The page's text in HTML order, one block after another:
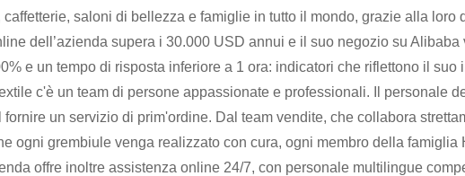
saloni di bellezza e famiglie in tutto il mondo, grazie alla
dell’azienda supera i 30.000 USD annui e il suo negozio su
e un tempo di risposta inferiore a 1 ora: indicatori che riflettono il
c'è un team di persone appassionate e professionali. Il personale
un servizio di prim'ordine. Dal team vendite, che collabora
ogni grembiule venga realizzato con cura, ogni membro della
offre inoltre assistenza online 24/7, con personale multilingue